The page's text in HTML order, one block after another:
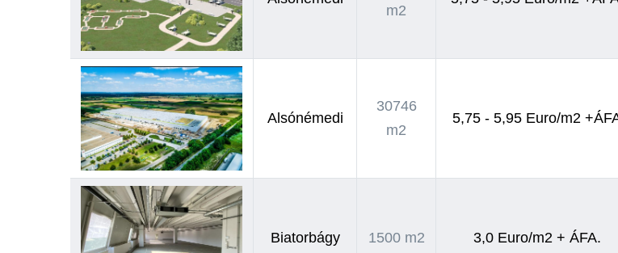
m2
Alsónémedi
30746
m2
5,75 - 5,95 Euro/m2
Biatorbágy 1500 m2 3,0 Euro/m2 + ÁFA.